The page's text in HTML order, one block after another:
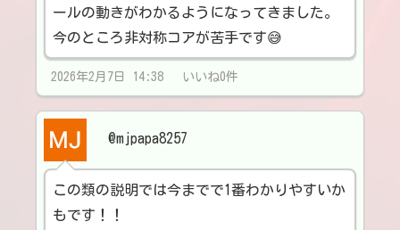
ールの動きがわかるようになってきました。
今のところ非対称コアが苦手です😅
2026年2月7日 14:38 いいね0件
@mjpapa8257
この類の説明では今までで1番わかりやすいか
もです！！